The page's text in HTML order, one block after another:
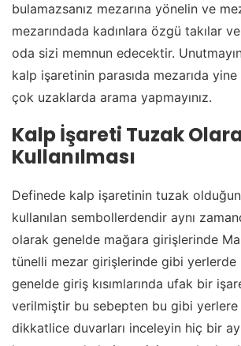
bulamazsanız mezarına yönelin ve
mezarındada kadınlara özgü takılar
oda sizi memnun edecektir.
kalp işaretinin parasıda mezarıda yine
çok uzaklarda arama yapmayınız.
Kalp İşareti Tuzak
Kullanılması
Definede kalp işaretinin tuzak
kullanılan sembollerdendir aynı
olarak genelde mağara girişlerinde
tünelli mezar girişlerinde gibi yerlerde
genelde giriş kısımlarında ufak bir
verilmiştir bu sebepten bu gibi
dikkatlice duvarları inceleyin hiç bir